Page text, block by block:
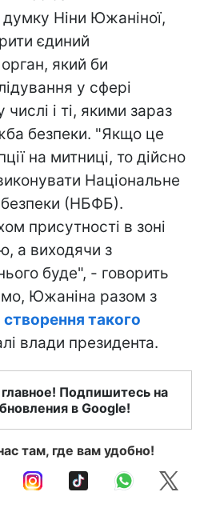
думку Ніни Южаніної,
єдиний
який би
у сфері
і ті, якими зараз
безпеки. "Якщо це
на митниці, то дійсно
Національне
безпеки (НБФБ).
присутності в зоні
а виходячи з
буде", - говорить
Южаніна разом з
такого
влади президента.
Подпишитесь на
в Google!
там, где вам удобно!